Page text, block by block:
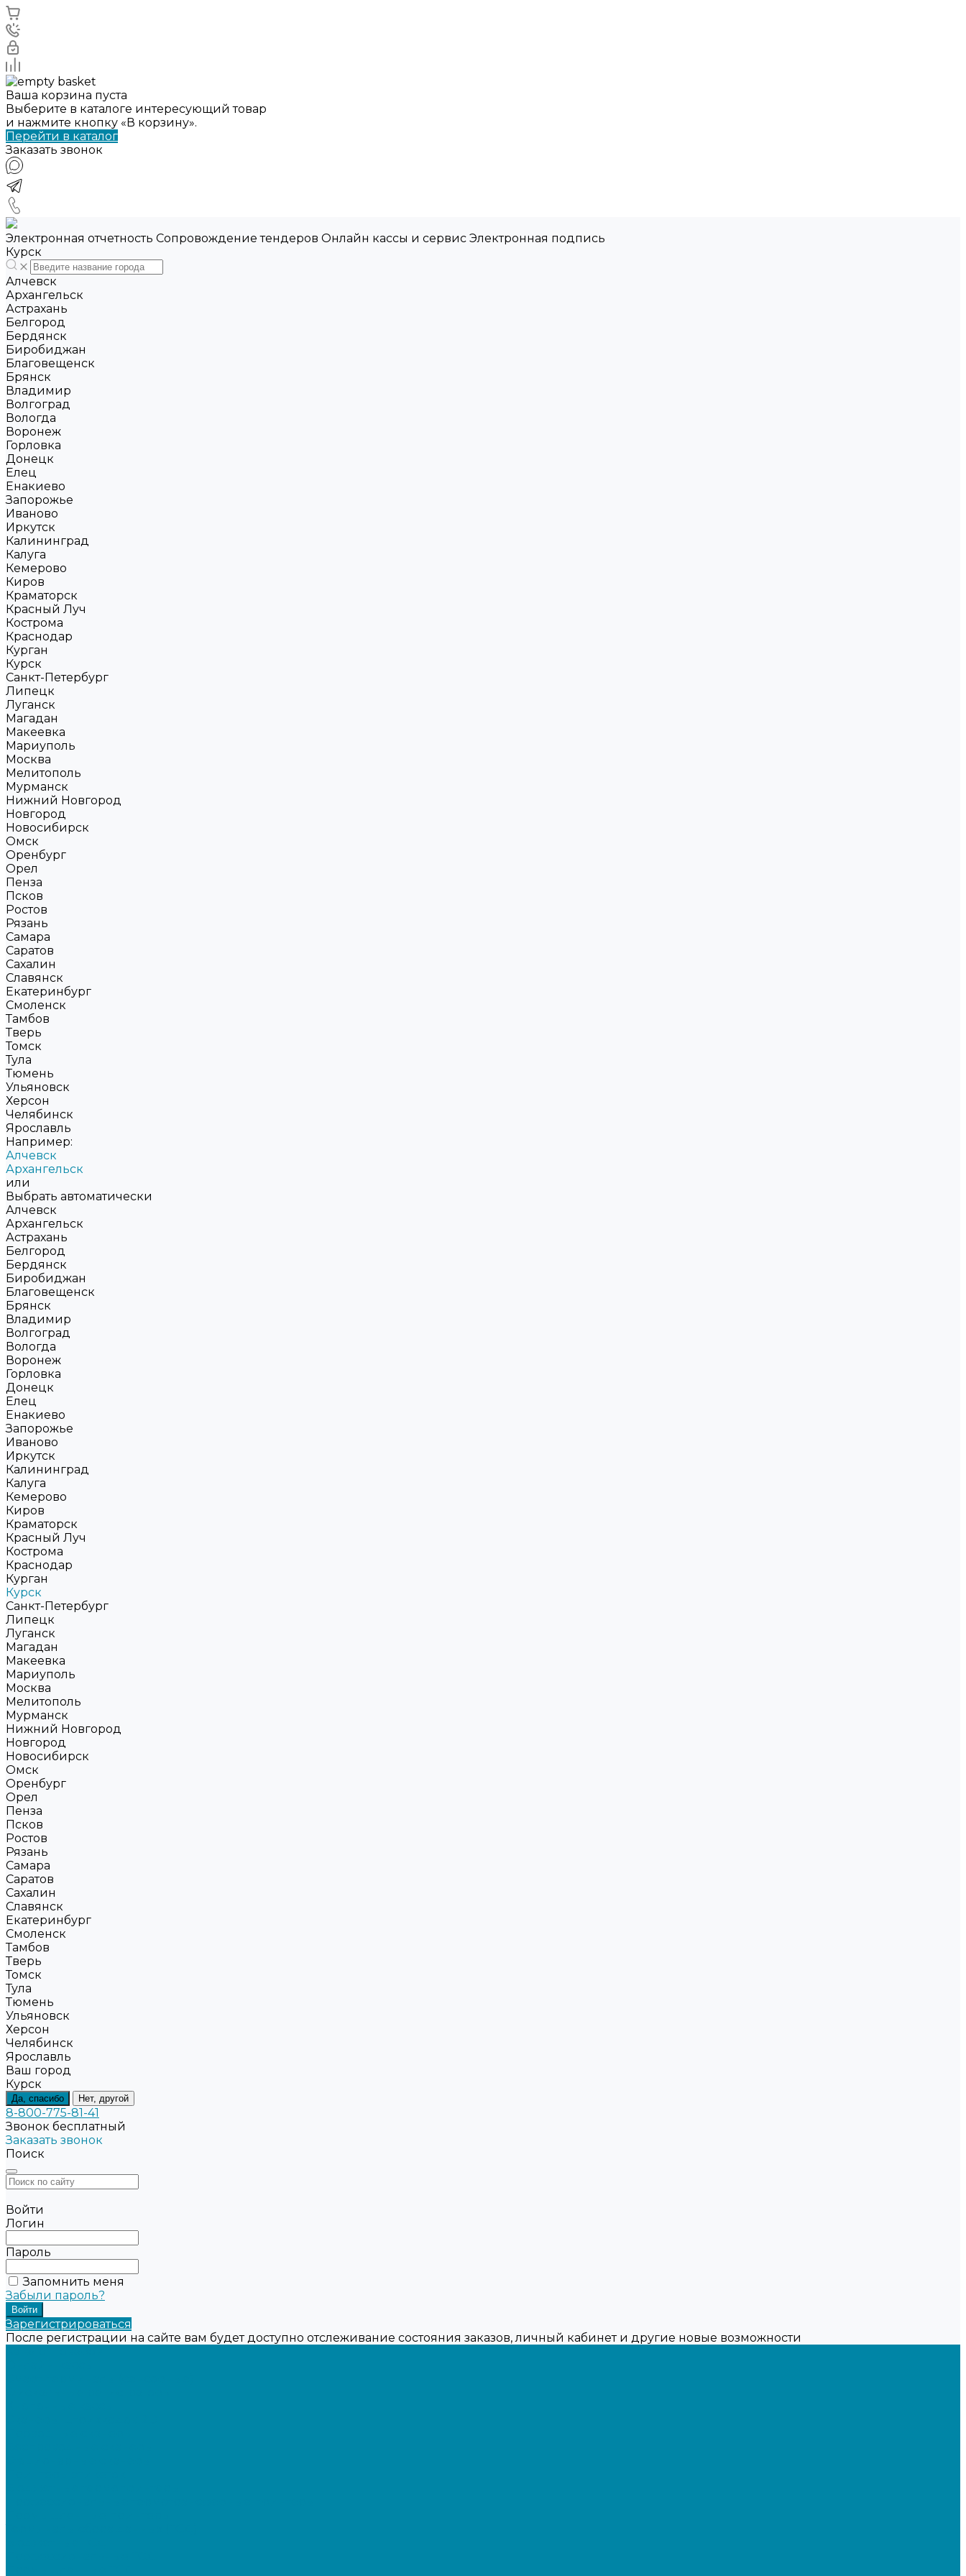
Ваша корзина пуста
Выберите в каталоге интересующий товар
и нажмите кнопку «В корзину».
Перейти в каталог
Заказать звонок
Электронная отчетность Сопровождение тендеров Онлайн кассы и сервис Электронная подпись
Курск
Алчевск
Архангельск
Астрахань
Белгород
Бердянск
Биробиджан
Благовещенск
Брянск
Владимир
Волгоград
Вологда
Воронеж
Горловка
Донецк
Елец
Енакиево
Запорожье
Иваново
Иркутск
Калининград
Калуга
Кемерово
Киров
Краматорск
Красный Луч
Кострома
Краснодар
Курган
Курск
Санкт-Петербург
Липецк
Луганск
Магадан
Макеевка
Мариуполь
Москва
Мелитополь
Мурманск
Нижний Новгород
Новгород
Новосибирск
Омск
Оренбург
Орел
Пенза
Псков
Ростов
Рязань
Самара
Саратов
Сахалин
Славянск
Екатеринбург
Смоленск
Тамбов
Тверь
Томск
Тула
Тюмень
Ульяновск
Херсон
Челябинск
Ярославль
Например:
Алчевск
Архангельск
или
Выбрать автоматически
Алчевск
Архангельск
Астрахань
Белгород
Бердянск
Биробиджан
Благовещенск
Брянск
Владимир
Волгоград
Вологда
Воронеж
Горловка
Донецк
Елец
Енакиево
Запорожье
Иваново
Иркутск
Калининград
Калуга
Кемерово
Киров
Краматорск
Красный Луч
Кострома
Краснодар
Курган
Курск
Санкт-Петербург
Липецк
Луганск
Магадан
Макеевка
Мариуполь
Москва
Мелитополь
Мурманск
Нижний Новгород
Новгород
Новосибирск
Омск
Оренбург
Орел
Пенза
Псков
Ростов
Рязань
Самара
Саратов
Сахалин
Славянск
Екатеринбург
Смоленск
Тамбов
Тверь
Томск
Тула
Тюмень
Ульяновск
Херсон
Челябинск
Ярославль
Ваш город
Курск
Да, спасибо Нет, другой
8-800-775-81-41
Звонок бесплатный
Заказать звонок
Поиск
Войти
Логин
Пароль
Запомнить меня
Забыли пароль?
Зарегистрироваться
После регистрации на сайте вам будет доступно отслеживание состояния заказов, личный кабинет и другие новые возможности